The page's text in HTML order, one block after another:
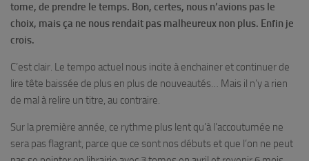
tome, de prendre le temps. Bon, certes, nous n’avions pas le
choix, mais ça ne nous rendait pas malheureux non plus. Enfin je
crois.
C’est clair. Le tempo actuel nous incite à enchainer et continuer de
lire tête baissée de plus en plus de nouveautés… Mais il n’y a rien
de mal à relire un titre, au contraire.
Sur la première année, ce rythme plus lent qu’à l’accoutumée ne
sera pas flagrant, parce que ce sont nos débuts et que l’on ne peut